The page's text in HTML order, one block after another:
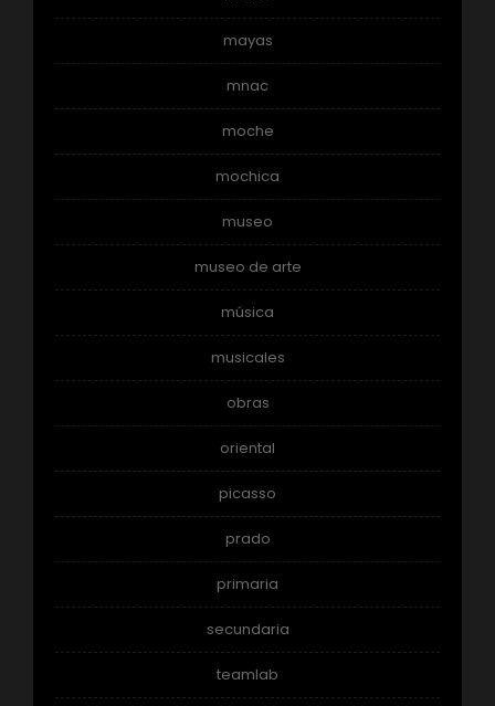
mayas
mnac
moche
mochica
museo
museo de arte
música
musicales
obras
oriental
picasso
prado
primaria
secundaria
teamlab